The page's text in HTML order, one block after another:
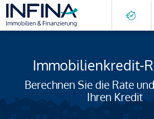
Immobilienkredit-
Berechnen Sie die Rate
Ihren Kredit